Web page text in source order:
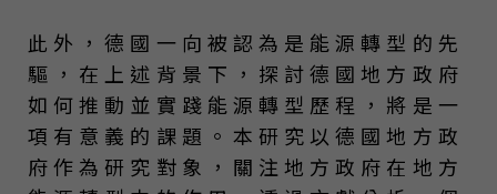
此外，德國一向被認為是能源轉型的先
驅，在上述背景下，探討德國地方政府
如何推動並實踐能源轉型歷程，將是一
項有意義的課題。本研究以德國地方政
府作為研究對象，關注地方政府在地方